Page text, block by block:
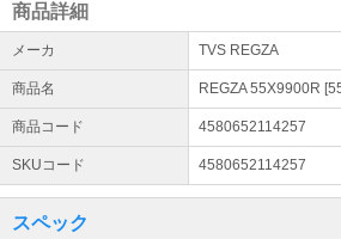
熊本地震の影響により熊本県全域および九
生じております。ご理解の上ご注文をお願
適格請求書発行事業者登録番号につきまし
弊社は適格請求書発行事業者として登録さ
行事業者登録番号と消費税率は商品と同梱
品明細書】に記載がございます。
営業日のご案内
当店の営業時間は【平日の11時から17時
商品詳細
メーカ TVS REGZA
商品名 REGZA 55X9900R
商品コード 4580652114257
SKUコード 4580652114257
スペック